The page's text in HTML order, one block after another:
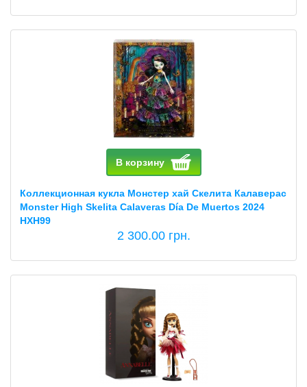
В корзину
Коллекционная кукла Монстер хай Скелита Калаверас
Monster High Skelita Calaveras Día De Muertos 2024
HXH99
2 300.00 грн.